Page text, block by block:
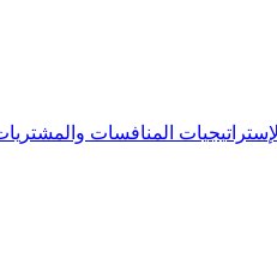
المنافسات